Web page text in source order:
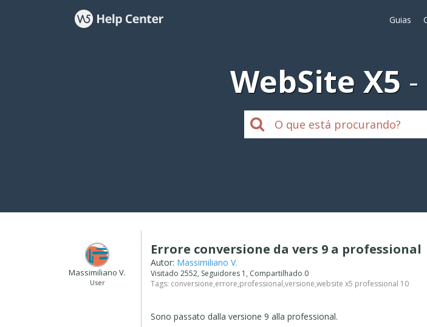
Guias
WebSite X5
Massimiliano V.
User
Errore conversione da vers 9 a
Autor: Massimiliano V.
Visitado 2552, Seguidores 1, Compartilhado 0
Tags: conversione,errore,professional,versione,website x5 professional 10
Sono passato dalla versione 9 alla professional.